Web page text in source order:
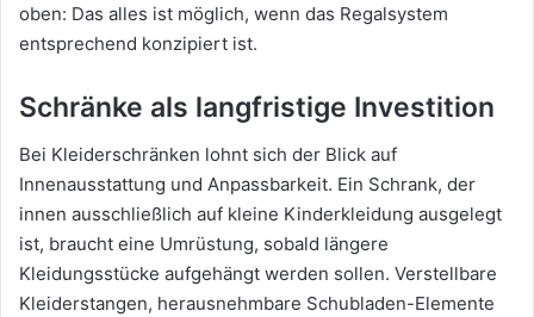
oben: Das alles ist möglich, wenn das Regalsystem
entsprechend konzipiert ist.
Schränke als langfristige Investition
Bei Kleiderschränken lohnt sich der Blick auf
Innenausstattung und Anpassbarkeit. Ein Schrank, der
innen ausschließlich auf kleine Kinderkleidung ausgelegt
ist, braucht eine Umrüstung, sobald längere
Kleidungsstücke aufgehängt werden sollen. Verstellbare
Kleiderstangen, herausnehmbare Schubladen-Elemente